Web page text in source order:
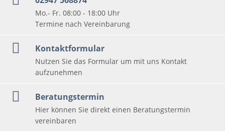
Mo.- Fr. 08:00 - 18:00 Uhr
Termine nach Vereinbarung
Kontaktformular
Nutzen Sie das Formular um mit uns Kontakt
aufzunehmen
Beratungstermin
Hier können Sie direkt einen Beratungstermin
vereinbaren